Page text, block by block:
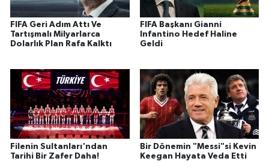
FIFA Geri Adım Attı Ve
Tartışmalı Milyarlarca
Dolarlık Plan Rafa Kalktı
FIFA Başkanı Gianni
Infantino Hedef Haline
Geldi
Filenin Sultanları'ndan
Tarihi Bir Zafer Daha!
Bir Dönemin "Messi"si Kevin
Keegan Hayata Veda Etti